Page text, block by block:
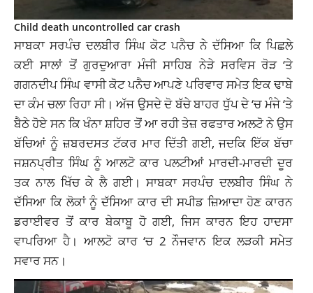
Child death uncontrolled car crash
ਸਾਬਕਾ ਸਰਪੰਚ ਦਲਬੀਰ ਸਿੰਘ ਕੋਟ ਪਨੈਚ ਨੇ ਦੱਸਿਆ ਕਿ ਪਿਛਲੇ
ਕਈ ਸਾਲਾਂ ਤੋਂ ਗੁਰਦੁਆਰਾ ਮੰਜੀ ਸਾਹਿਬ ਨੇੜੇ ਸਰਵਿਸ ਰੋੜ ‘ਤੇ
ਗਗਨਦੀਪ ਸਿੰਘ ਵਾਸੀ ਕੋਟ ਪਨੈਚ ਆਪਣੇ ਪਰਿਵਾਰ ਸਮੇਤ ਇਕ ਢਾਬੇ
ਦਾ ਕੰਮ ਚਲਾ ਰਿਹਾ ਸੀ। ਅੱਜ ਉਸਦੇ ਦੋ ਬੱਚੇ ਬਾਹਰ ਧੁੱਪ ਦੇ ‘ਚ ਮੰਜੇ ‘ਤੇ
ਬੈਠੇ ਹੋਏ ਸਨ ਕਿ ਖੰਨਾ ਸ਼ਹਿਰ ਤੋਂ ਆ ਰਹੀ ਤੇਜ਼ ਰਫਤਾਰ ਅਲਟੋ ਨੇ ਉਸ
ਬੱਚਿਆਂ ਨੂੰ ਜ਼ਬਰਦਸਤ ਟੱਕਰ ਮਾਰ ਦਿੱਤੀ ਗਈ, ਜਦਕਿ ਇੱਕ ਬੱਚਾ
ਜਸ਼ਨਪ੍ਰੀਤ ਸਿੰਘ ਨੂੰ ਆਲਟੋ ਕਾਰ ਪਲਟੀਆਂ ਮਾਰਦੀ-ਮਾਰਦੀ ਦੂਰ
ਤਕ ਨਾਲ ਖਿੱਚ ਕੇ ਲੈ ਗਈ। ਸਾਬਕਾ ਸਰਪੰਚ ਦਲਬੀਰ ਸਿੰਘ ਨੇ
ਦੱਸਿਆ ਕਿ ਲੋਕਾਂ ਨੂੰ ਦੱਸਿਆ ਕਾਰ ਦੀ ਸਪੀਡ ਜ਼ਿਆਦਾ ਹੋਣ ਕਾਰਨ
ਡਰਾਈਵਰ ਤੋਂ ਕਾਰ ਬੇਕਾਬੂ ਹੋ ਗਈ, ਜਿਸ ਕਾਰਨ ਇਹ ਹਾਦਸਾ
ਵਾਪਰਿਆ ਹੈ। ਆਲਟੋ ਕਾਰ ‘ਚ 2 ਨੌਜਵਾਨ ਇਕ ਲੜਕੀ ਸਮੇਤ
ਸਵਾਰ ਸਨ।